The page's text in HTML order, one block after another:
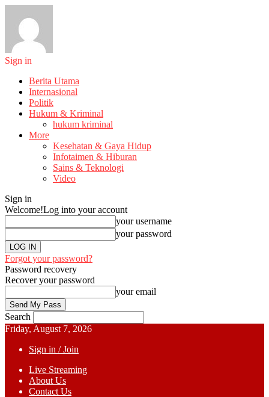
Sign in
Berita Utama
Internasional
Politik
Hukum & Kriminal
hukum kriminal
More
Kesehatan & Gaya Hidup
Infotaimen & Hiburan
Sains & Teknologi
Video
Sign in
Welcome!Log into your account
your username
your password
Forgot your password?
Password recovery
Recover your password
your email
Search
Friday, August 7, 2026
Sign in / Join
Live Streaming
About Us
Contact Us